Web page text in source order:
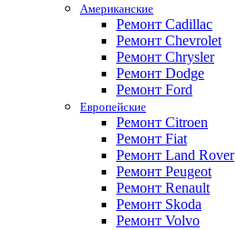
Американские
Ремонт Cadillac
Ремонт Chevrolet
Ремонт Chrysler
Ремонт Dodge
Ремонт Ford
Европейские
Ремонт Citroen
Ремонт Fiat
Ремонт Land Rover
Ремонт Peugeot
Ремонт Renault
Ремонт Skoda
Ремонт Volvo